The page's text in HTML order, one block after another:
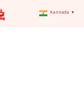
Kannada ▼